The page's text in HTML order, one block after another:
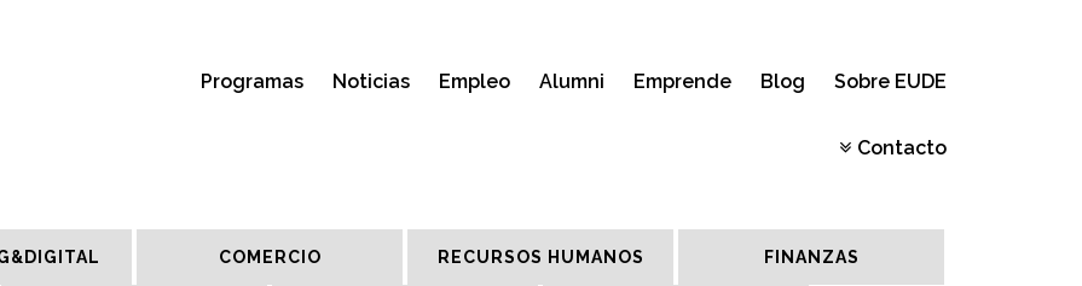
Programas Noticias Empleo Alumni Emprende Blog Sobre EUDE
Contacto
COMERCIO RECURSOS HUMANOS FINANZAS